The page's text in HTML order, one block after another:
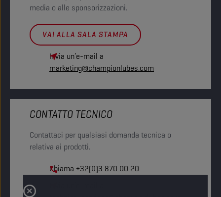
media o alle sponsorizzazioni.
VAI ALLA SALA STAMPA
Invia un’e-mail a
marketing@championlubes.com
CONTATTO TECNICO
Contattaci per qualsiasi domanda tecnica o
relativa ai prodotti.
Chiama +32(0)3 870 00 20